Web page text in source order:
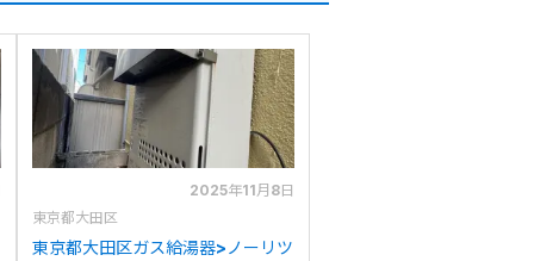
2025年11月8日
東京都大田区
東京都大田区ガス給湯器>ノーリツ